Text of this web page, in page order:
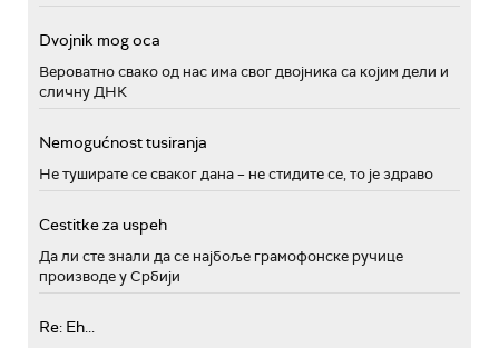
Dvojnik mog oca
Вероватно свако од нас има свог двојника са којим дели и
сличну ДНК
Nemogućnost tusiranja
Не туширате се сваког дана – не стидите се, то је здраво
Cestitke za uspeh
Да ли сте знали да се најбоље грамофонске ручице
производе у Србији
Re: Eh...